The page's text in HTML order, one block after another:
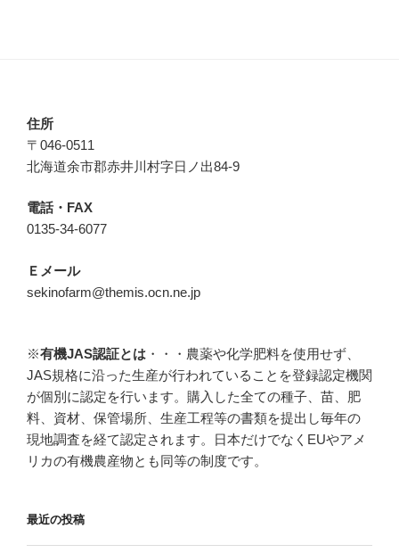
住所
〒046-0511
北海道余市郡赤井川村字日ノ出84-9
電話・FAX
0135-34-6077
Ｅメール
sekinofarm@themis.ocn.ne.jp
※有機JAS認証とは ・・・農薬や化学肥料を使用せず、
JAS規格に沿った生産が行われていることを登録認定機関
が個別に認定を行います。購入した全ての種子、苗、肥
料、資材、保管場所、生産工程等の書類を提出し毎年の
現地調査を経て認定されます。日本だけでなくEUやアメ
リカの有機農産物とも同等の制度です。
最近の投稿